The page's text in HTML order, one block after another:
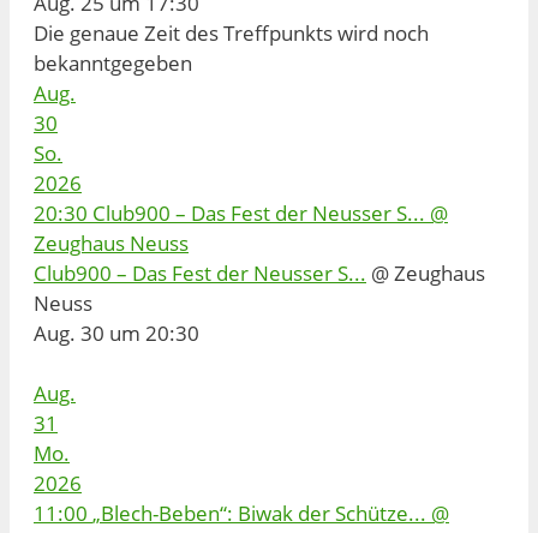
Die genaue Zeit des Treffpunkts wird noch
bekanntgegeben
Aug.
30
So.
2026
20:30 Club900 – Das Fest der Neusser S... @
Zeughaus Neuss
Club900 – Das Fest der Neusser S... @ Zeughaus
Neuss
Aug. 30 um 20:30
Aug.
31
Mo.
2026
11:00 „Blech-Beben“: Biwak der Schütze... @